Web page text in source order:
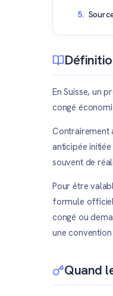
En Suisse, un
congé
Contrairement
anticipée
souvent de
Pour être
formule
congé ou
une
Quand